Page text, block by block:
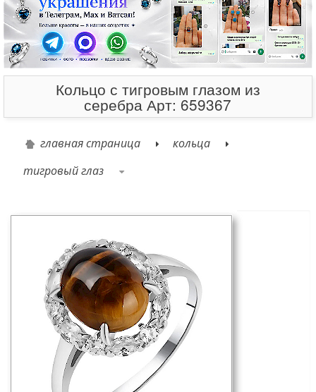
Кольцо с тигровым глазом из
серебра Арт: 659367
главная страница
кольца
тигровый глаз